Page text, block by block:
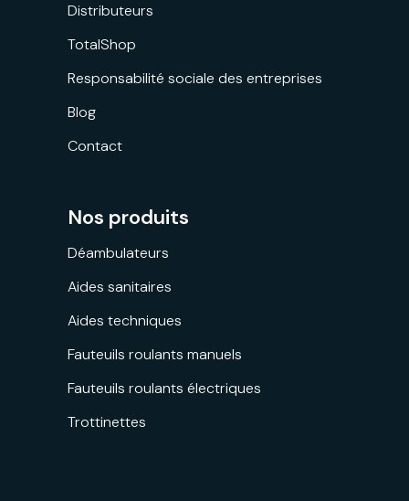
Distributeurs
TotalShop
Responsabilité sociale des entreprises
Blog
Contact
Nos produits
Déambulateurs
Aides sanitaires
Aides techniques
Fauteuils roulants manuels
Fauteuils roulants électriques
Trottinettes